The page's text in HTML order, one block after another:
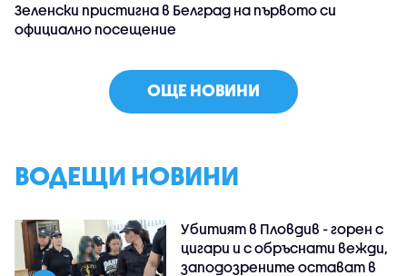
Зеленски пристигна в Белград на първото си
официално посещение
ОЩЕ НОВИНИ
ВОДЕЩИ НОВИНИ
Убитият в Пловдив - горен с
цигари и с обръснати вежди,
заподозрените остават в